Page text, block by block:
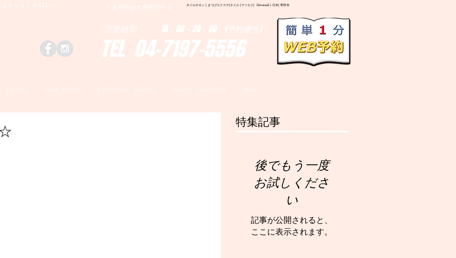
はＤｅａｒＮAILへ ネイルサロン | まつげエクステ|ネイル |マツエク| Deranail | 日本| 野田市
千葉県野田市野田790-1
TEL 04-7197-5556
営業時間 10：00～20：00 (予約優先)
特集記事
後でもう一度
お試しくださ
い
記事が公開されると、
ここに表示されます。